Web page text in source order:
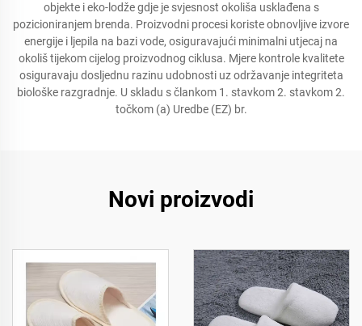
objekte i eko-lodže gdje je svjesnost okoliša usklađena s
pozicioniranjem brenda. Proizvodni procesi koriste obnovljive izvore
energije i ljepila na bazi vode, osiguravajući minimalni utjecaj na
okoliš tijekom cijelog proizvodnog ciklusa. Mjere kontrole kvalitete
osiguravaju dosljednu razinu udobnosti uz održavanje integriteta
biološke razgradnje. U skladu s člankom 1. stavkom 2. stavkom 2.
točkom (a) Uredbe (EZ) br.
Novi proizvodi